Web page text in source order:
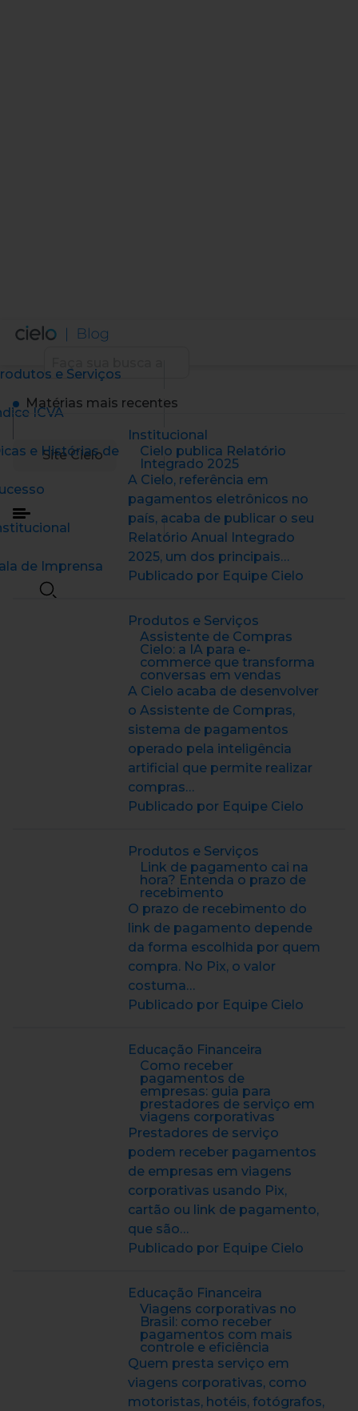
Site Cielo
e Serviços
ICVA
e Histórias de
de Imprensa
Matérias mais recentes
Institucional
Cielo publica Relatório
Integrado 2025
A Cielo, referência em
pagamentos eletrônicos no
país, acaba de publicar o seu
Relatório Anual Integrado
2025, um dos principais…
Publicado por Equipe Cielo
Produtos e Serviços
Assistente de Compras
Cielo: a IA para e-
commerce que transforma
conversas em vendas
A Cielo acaba de desenvolver
o Assistente de Compras,
sistema de pagamentos
operado pela inteligência
artificial que permite realizar
compras…
Publicado por Equipe Cielo
Produtos e Serviços
Link de pagamento cai na
hora? Entenda o prazo de
recebimento
O prazo de recebimento do
link de pagamento depende
da forma escolhida por quem
compra. No Pix, o valor
costuma…
Publicado por Equipe Cielo
Educação Financeira
Como receber
pagamentos de
empresas: guia para
prestadores de serviço em
viagens corporativas
Prestadores de serviço
podem receber pagamentos
de empresas em viagens
corporativas usando Pix,
cartão ou link de pagamento,
que são…
Publicado por Equipe Cielo
Educação Financeira
Viagens corporativas no
Brasil: como receber
pagamentos com mais
controle e eficiência
Quem presta serviço em
viagens corporativas, como
motoristas, hotéis, fotógrafos,